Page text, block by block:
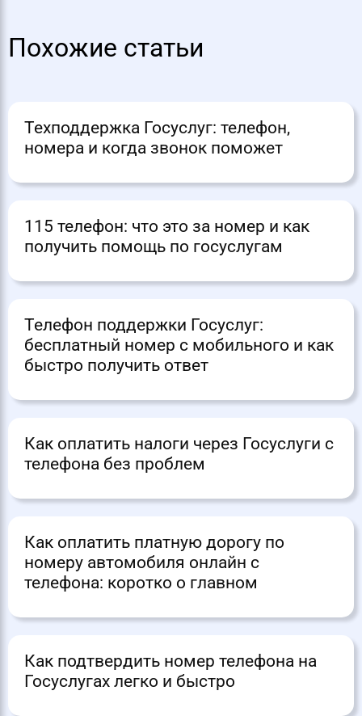
Похожие статьи
Техподдержка Госуслуг: телефон,
номера и когда звонок поможет
115 телефон: что это за номер и как
получить помощь по госуслугам
Телефон поддержки Госуслуг:
бесплатный номер с мобильного и как
быстро получить ответ
Как оплатить налоги через Госуслуги с
телефона без проблем
Как оплатить платную дорогу по
номеру автомобиля онлайн с
телефона: коротко о главном
Как подтвердить номер телефона на
Госуслугах легко и быстро